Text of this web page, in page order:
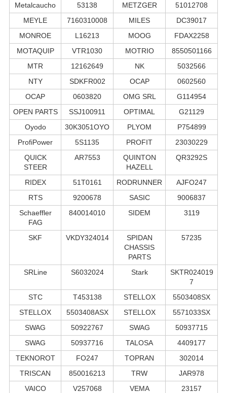
Metalcaucho 53138 METZGER
51012708
MEYLE
7160310008 MILES
DC39017
MONROE
L16213 MOOG
FDAX2258
MOTAQUIP
VTR1030 MOTRIO
8550501166
MTR
12162649 NK
5032566
NTY
SDKFR002 OCAP
0602560
OCAP
0603820 OMG SRL
G114954
OPEN PARTS
SSJ100911 OPTIMAL
G21129
Oyodo
30K3051OYO PLYOM
P754899
ProfiPower
5S1135 PROFIT
23030229
QUICK
STEER
AR7553
QUINTON
HAZELL
QR3292S
RIDEX 51T0161 RODRUNNER
AJFO247
RTS
9200678 SASIC
9006837
Schaeffler
FAG
840014010 SIDEM 3119
SKF VKDY324014
SPIDAN
CHASSIS
PARTS
57235
SRLine S6032024 Stark
SKTR024019
7
STC
T453138 STELLOX
5503408SX
STELLOX
5503408ASX STELLOX
5571033SX
SWAG
50922767 SWAG
50937715
SWAG
50937716 TALOSA
4409177
TEKNOROT
FO247 TOPRAN
302014
TRISCAN
850016213 TRW
JAR978
VAICO
V257068 VEMA
23157